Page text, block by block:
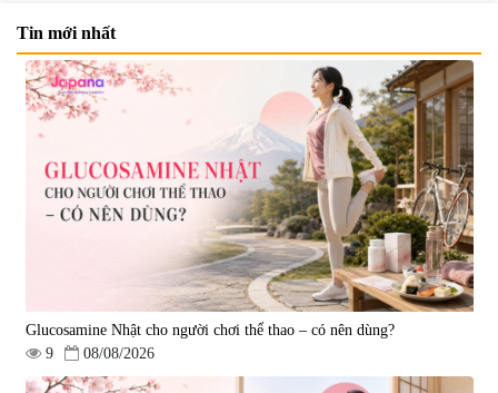
Tin mới nhất
Glucosamine Nhật cho người chơi thể thao – có nên dùng?
9
08/08/2026